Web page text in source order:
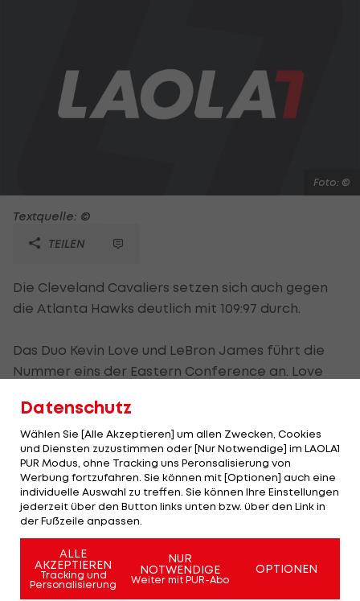
Foto: ©
Textquelle: ©
TEILEN
Die Cleveland Cavaliers setzen sich auch gegen
die Atlanta Hawks deutlich mit 109:97 durch.
Das Duo Kevin Love und LeBron James führt die
Nummer eins der Eastern Conference an. Love
kommt auf 19 Zähler und ebenfalls 11 Rebounds.
Die Miami Heat fügen den Philadelphia 76ers beim
96:91 bereits die 14. Saison-Pleite zu. Die San
Antonio Spurs bleiben beim 92:82 gegen die
Memphis Grizzlies siegreich. Die Washington
Wizards schlagen Detroit mit 97:95.
Mehr zum Thema
Datenschutz
Wählen Sie [Alle Akzeptieren] um allen Zwecken, Cookies
und Diensten zuzustimmen oder [Nur Notwendige] im LAOLA1
PUR Modus, ohne Tracking uns Peronsalisierung von
Werbung fortzufahren. Sie können mit [Optionen] auch eine
individuelle Auswahl zu treffen. Sie können Ihre Einstellungen
jederzeit über den Button links unten bzw. über den Link in
der Fußzeile anpassen.
ALLE
AKZEPTIEREN
Tracking und
Personalisierung
NUR
NOTWENDIGE
Weiter mit PUR-Abo
OPTIONEN